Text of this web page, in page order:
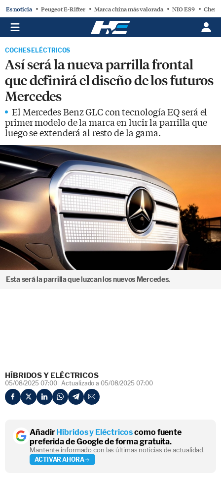
Es noticia Peugeot E-Rifter Marca china más valorada NIO ES9 Chery
COCHES ELÉCTRICOS
Así será la nueva parrilla frontal
que definirá el diseño de los futuros
Mercedes
El Mercedes Benz GLC con tecnología EQ será el
primer modelo de la marca en lucir la parrilla que
luego se extenderá al resto de la gama.
Esta será la parrilla que luzcan los nuevos Mercedes.
HÍBRIDOS Y ELÉCTRICOS
05/08/2025 07:00 Actualizado a 05/08/2025 07:00
AñadirHíbridos y Eléctricoscomo fuente
preferida de Google de forma gratuita.
Mantente informado con las últimas noticias de actualidad.
ACTIVAR AHORA